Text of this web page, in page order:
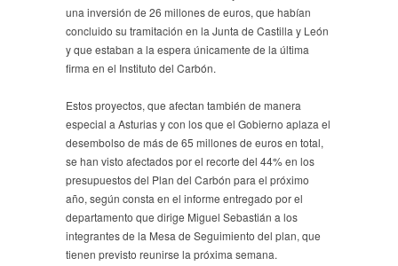
una inversión de 26 millones de euros, que habían
concluido su tramitación en la Junta de Castilla y León
y que estaban a la espera únicamente de la última
firma en el Instituto del Carbón.
Estos proyectos, que afectan también de manera
especial a Asturias y con los que el Gobierno aplaza el
desembolso de más de 65 millones de euros en total,
se han visto afectados por el recorte del 44% en los
presupuestos del Plan del Carbón para el próximo
año, según consta en el informe entregado por el
departamento que dirige Miguel Sebastián a los
integrantes de la Mesa de Seguimiento del plan, que
tienen previsto reunirse la próxima semana.